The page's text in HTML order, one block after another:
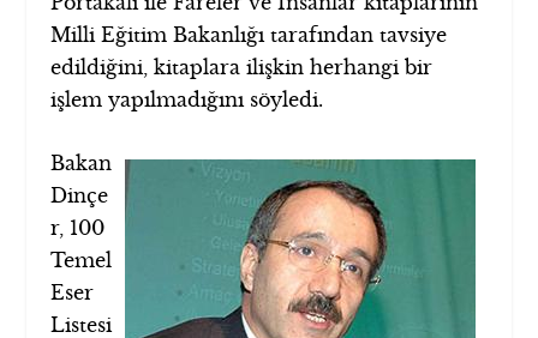
Milli Eğitim Bakanlığı tarafından tavsiye
edildiğini, kitaplara ilişkin herhangi bir
işlem yapılmadığını söyledi.
Bakan
Dinçe
r, 100
Temel
Eser
Listesi